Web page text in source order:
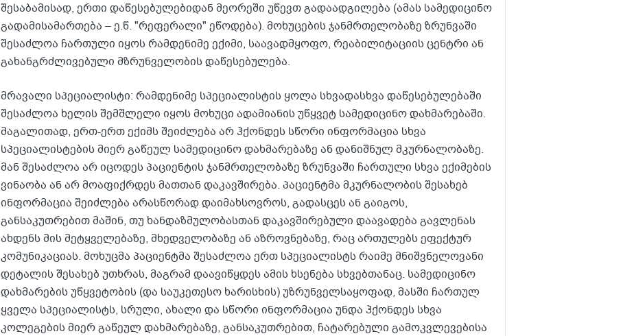
შესაბამისად, ერთი დაწესებულებიდან მეორეში უწევთ გადაადგილება (ამას სამედიცინო
გადამისამართება – ე.წ. "რეფერალი" ეწოდება). მოხუცების ჯანმრთელობაზე ზრუნვაში
შესაძლოა ჩართული იყოს რამდენიმე ექიმი, საავადმყოფო, რეაბილიტაციის ცენტრი ან
გახანგრძლივებული მზრუნველობის დაწესებულება.
მრავალი სპეციალისტი: რამდენიმე სპეციალისტის ყოლა სხვადასხვა დაწესებულებაში
შესაძლოა ხელის შემშლელი იყოს მოხუცი ადამიანის უწყვეტ სამედიცინო დახმარებაში.
მაგალითად, ერთ-ერთ ექიმს შეიძლება არ ჰქონდეს სწორი ინფორმაცია სხვა
სპეციალისტების მიერ გაწეულ სამედიცინო დახმარებაზე ან დანიშნულ მკურნალობაზე.
მან შესაძლოა არ იცოდეს პაციენტის ჯანმრთელობაზე ზრუნვაში ჩართული სხვა ექიმების
ვინაობა ან არ მოაფიქრდეს მათთან დაკავშირება. პაციენტმა მკურნალობის შესახებ
ინფორმაცია შეიძლება არასწორად დაიმახსოვროს, გადასცეს ან გაიგოს,
განსაკუთრებით მაშინ, თუ ხანდაზმულობასთან დაკავშირებული დაავადება გავლენას
ახდენს მის მეტყველებაზე, მხედველობაზე ან აზროვნებაზე, რაც ართულებს ეფექტურ
კომუნიკაციას. მოხუცმა პაციენტმა შესაძლოა ერთ სპეციალისტს რაიმე მნიშვნელოვანი
დეტალის შესახებ უთხრას, მაგრამ დაავიწყდეს ამის ხსენება სხვებთანაც. სამედიცინო
დახმარების უწყვეტობის (და საუკეთესო ხარისხის) უზრუნველსაყოფად, მასში ჩართულ
ყველა სპეციალისტს, სრული, ახალი და სწორი ინფორმაცია უნდა ჰქონდეს სხვა
კოლეგების მიერ გაწეულ დახმარებაზე, განსაკუთრებით, ჩატარებული გამოკვლევებისა